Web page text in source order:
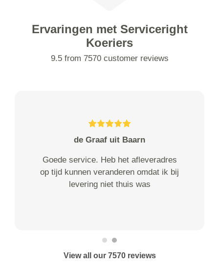
Ervaringen met Serviceright
Koeriers
9.5 from 7570 customer reviews
de Graaf uit Baarn
Goede service. Heb het afleveradres
op tijd kunnen veranderen omdat ik bij
levering niet thuis was
View all our 7570 reviews